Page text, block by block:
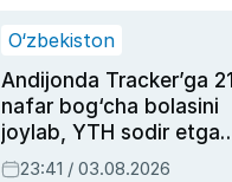
O‘zbekiston
Andijonda Tracker’ga 21
nafar bog‘cha bolasini
joylab, YTH sodir etgan
ayolga sud hukmi o‘qildi
23:41 / 03.08.2026